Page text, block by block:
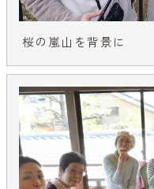
桜の嵐山を背景に